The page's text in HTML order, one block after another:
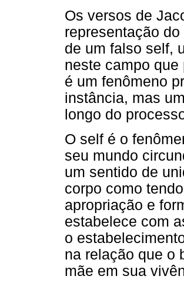
Os versos de
representação
de um falso self,
neste campo
é um fenômeno
instância, mas
longo do
O self é o
seu mundo
um sentido de
corpo como
apropriação e
estabelece com
o
na relação que o
mãe em sua